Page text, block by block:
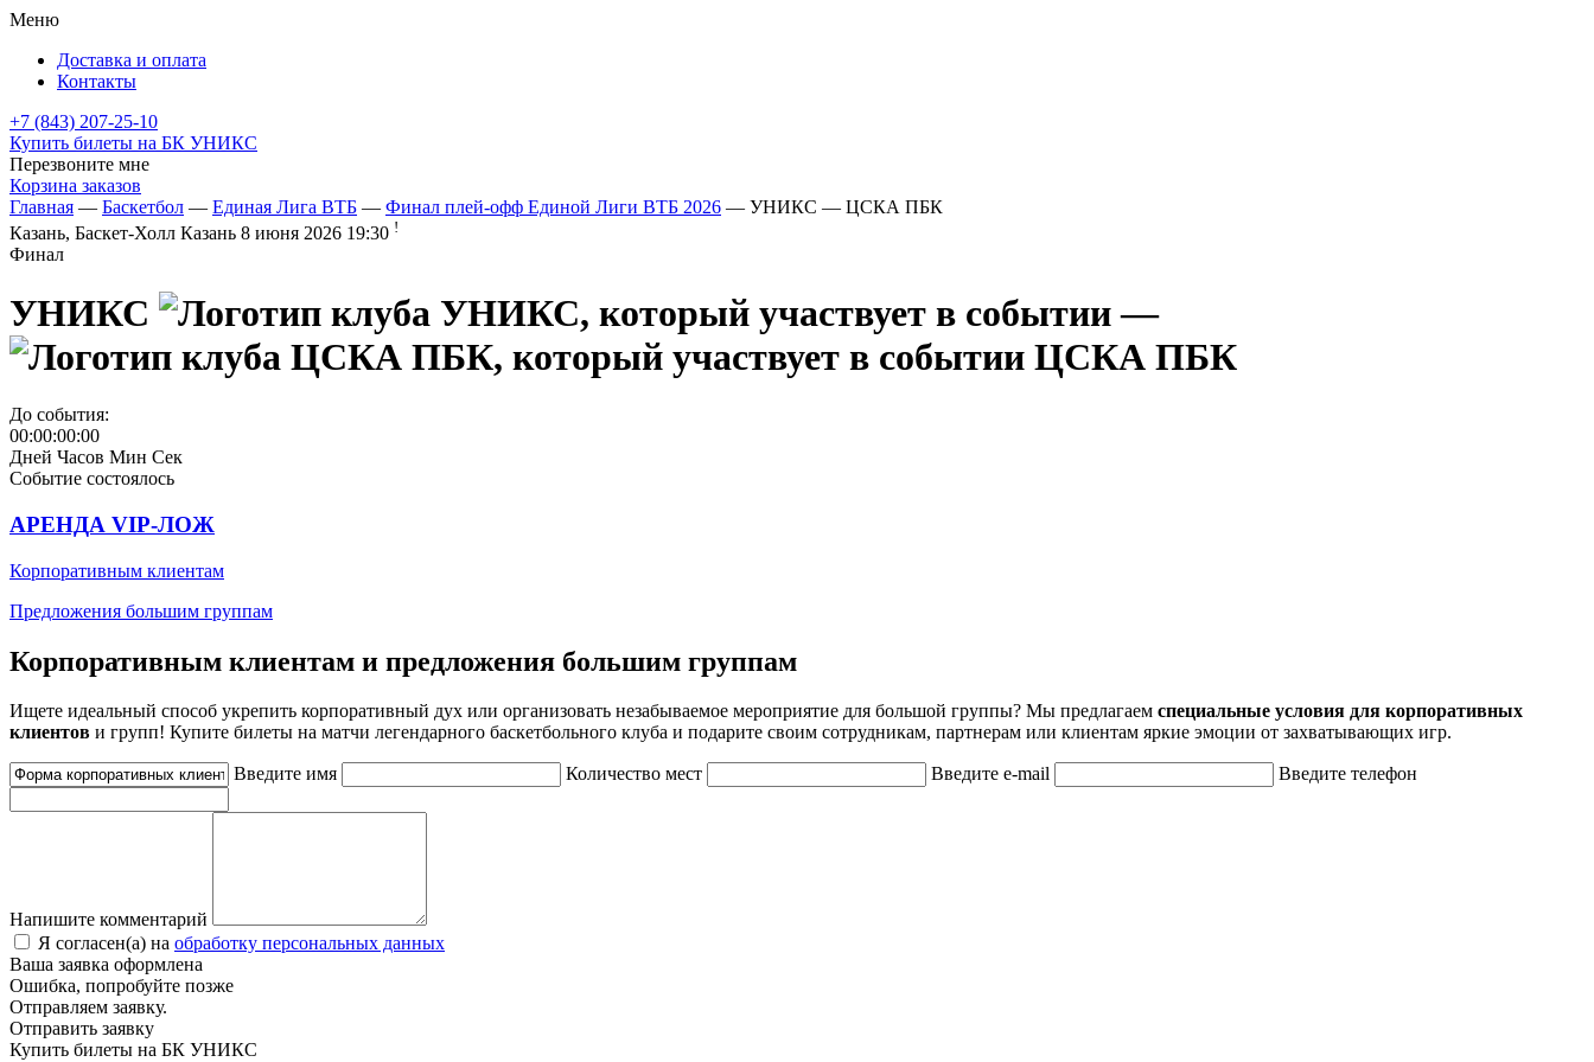
Меню
Доставка и оплата
Контакты
+7 (843) 207-25-10
Купить билеты на БК УНИКС
Перезвоните мне
Корзина заказов
Главная — Баскетбол — Единая Лига ВТБ — Финал плей-офф Единой Лиги ВТБ 2026 — УНИКС — ЦСКА ПБК
Казань, Баскет-Холл Казань 8 июня 2026 19:30 !
Финал
УНИКС
—
ЦСКА ПБК
До события:
00:00:00:00
Дней Часов Мин Сек
Событие состоялось
АРЕНДА VIP-ЛОЖ
Корпоративным клиентам
Предложения большим группам
Корпоративным клиентам и предложения большим группам
Ищете идеальный способ укрепить корпоративный дух или организовать незабываемое мероприятие для большой группы? Мы предлагаем специальные условия для корпоративных
клиентов и групп! Купите билеты на матчи легендарного баскетбольного клуба и подарите своим сотрудникам, партнерам или клиентам яркие эмоции от захватывающих игр.
Введите имя Количество мест Введите e-mail Введите телефон
Напишите комментарий
Я согласен(а) на обработку персональных данных
Ваша заявка оформлена
Ошибка, попробуйте позже
Отправляем заявку.
Отправить заявку
Купить билеты на БК УНИКС